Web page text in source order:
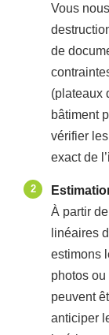
Vous
de
(plateaux
bâtiment
vérifier
exact de
À partir
linéaires
estimons
photos
peuvent
anticiper